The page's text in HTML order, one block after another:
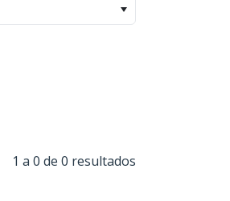
1 a 0 de 0 resultados